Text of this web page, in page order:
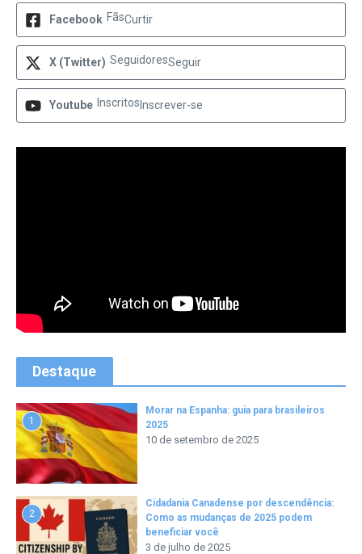
Facebook FãsCurtir
X (Twitter) SeguidoresSeguir
Youtube Inscritos Inscrever-se
Destaque
1
Morar na Espanha: guia para brasileiros
2025
10 de setembro de 2025
2
Cidadania Canadense por descendência:
Como as mudanças de 2025 podem
beneficiar você
3 de julho de 2025